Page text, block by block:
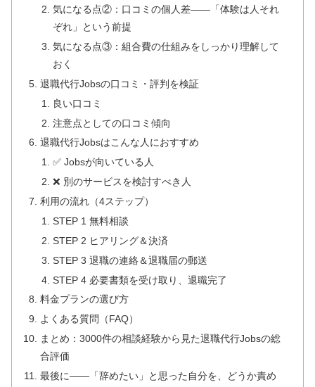
気になる点②：口コミの個人差——「体験は人それ
ぞれ」という前提
気になる点③：組合費の仕組みをしっかり理解して
おく
退職代行Jobsの口コミ・評判を検証
良い口コミ
注意点としての口コミ傾向
退職代行Jobsはこんな人におすすめ
✅ Jobsが向いている人
❌ 別のサービスを検討すべき人
利用の流れ（4ステップ）
STEP 1 無料相談
STEP 2 ヒアリング＆決済
STEP 3 退職の連絡＆退職届の郵送
STEP 4 必要書類を受け取り、退職完了
料金プランの選び方
よくある質問（FAQ）
まとめ：3000件の相談経験から見た退職代行Jobsの総
合評価
最後に——「辞めたい」と思った自分を、どうか責め